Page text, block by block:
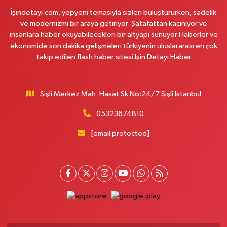
Sümeyra Eczanesi
Kazım Karabekir Mahallesi 1003. Sokak 16 A Son durak cami arkası.
0 (212) 703 13 50 Yol Tarifi Al
gelirken Yeni İSKİ binasını geçince ilk ışıklardan sağdaki cadde (Barbaros
Fırınına giden cadde)
Yol Tarifi Al
0 (212) 924 64 68 Yol Tarifi Al
caddenin bitiminde Örnek Böreğin çaprazında
İşindetayi.com, yepyeni temasıyla sizleri buluştururken, sadelik
ve modernizmi bir araya getiriyor. Şatafattan kaçınıyor ve
insanlara haber okuyabilecekleri bir altyapı sunuyor.Haberler ve
ekonomide son dakika gelişmeleri türkiyenin uluslararası en çok
takip edilen flash haber sitesi İşin Detayı Haber
Şişli Merkez Mah. Hasat Sk No:24/7 Şişli İstanbul
05323674810
[email protected]